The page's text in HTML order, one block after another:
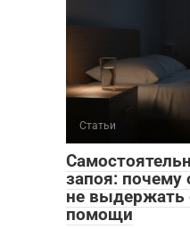
Статьи
запоя:
не выдержать
помощи